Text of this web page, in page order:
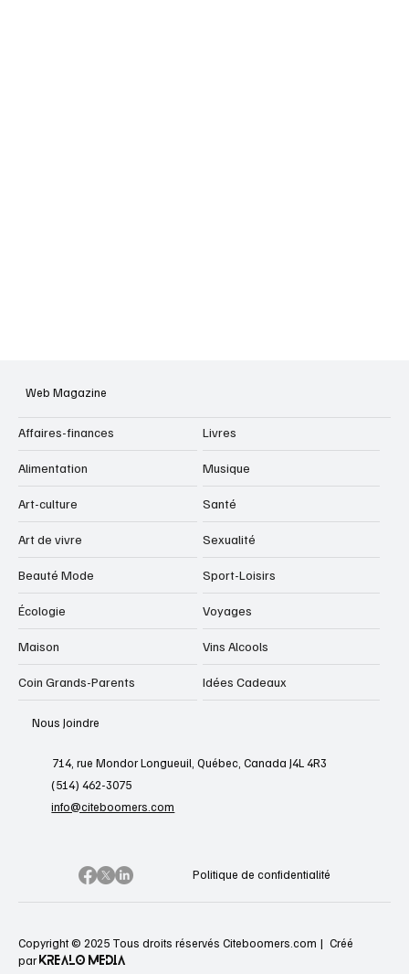
Web Magazine
Affaires-finances
Alimentation
Art-culture
Art de vivre
Beauté Mode
Écologie
Maison
Coin Grands-Parents
Livres
Musique
Santé
Sexualité
Sport-Loisirs
Voyages
Vins Alcools
Idées Cadeaux
Nous Joindre
714, rue Mondor Longueuil, Québec, Canada J4L 4R3
(514) 462-3075
info@citeboomers.com
Politique de confidentialité
Copyright © 2025 Tous droits réservés Citeboomers.com | Créé
par KREALO MEDIA